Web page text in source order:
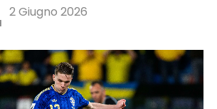
2 Giugno 2026